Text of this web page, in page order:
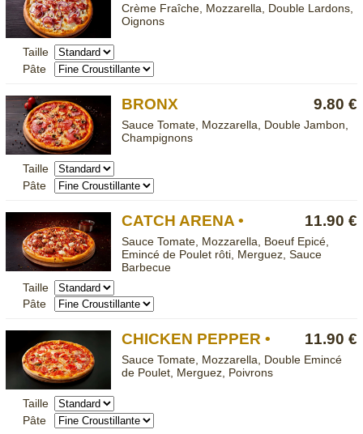
Crème Fraîche, Mozzarella, Double Lardons,
Oignons
Taille
Pâte
9.80 €
BRONX
Sauce Tomate, Mozzarella, Double Jambon,
Champignons
Taille
Pâte
11.90 €
CATCH ARENA •
Sauce Tomate, Mozzarella, Boeuf Epicé,
Emincé de Poulet rôti, Merguez, Sauce
Barbecue
Taille
Pâte
11.90 €
CHICKEN PEPPER •
Sauce Tomate, Mozzarella, Double Emincé
de Poulet, Merguez, Poivrons
Taille
Pâte